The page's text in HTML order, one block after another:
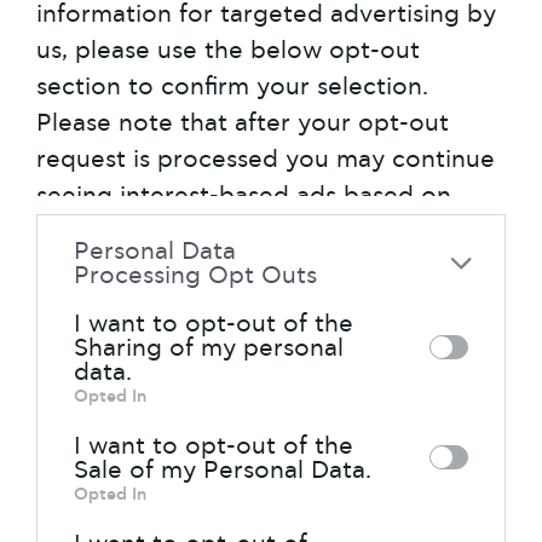
information for targeted advertising by
us, please use the below opt-out
section to confirm your selection.
Please note that after your opt-out
request is processed you may continue
seeing interest-based ads based on
personal information disclosed to third
separately opt-out of the further
disclosure of your personal information
by third parties on the IAB’s list of
downstream participants. This
information may also be disclosed by us
Personal Data
Processing Opt Outs
I want to opt-out of the
Sharing of my personal
data.
Opted In
I want to opt-out of the
Sale of my Personal Data.
Opted In
βιώσιμη ζωή, όπως ίσως θα
μπορούσαμε να μεταφράσουμε το
healty livingαφορά όμως και στην
υγεία και την ευημερία μας. Η ποιότητα
του αέρα, η κατάλληλη σωματική
άσκηση, ο καλός ύπνος είναι μερικοί
από τους κρίσιμους παράγοντες για τη
φροντίδα του εαυτού μας και η ΙΚΕΑ
έχει προτάσεις για όλα αυτά.